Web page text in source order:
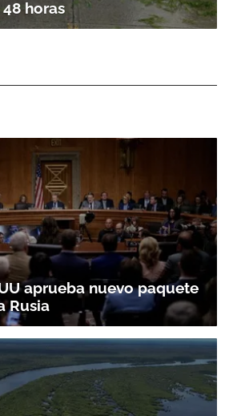
horas
aprueba nuevo paquete
Rusia